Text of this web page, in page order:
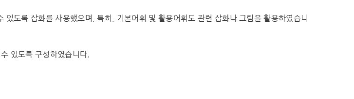
도록 삽화를 사용했으며, 특히, 기본어휘 및 활용어휘도 관련 삽화나 그림을 활용하였습니
있도록 구성하였습니다.